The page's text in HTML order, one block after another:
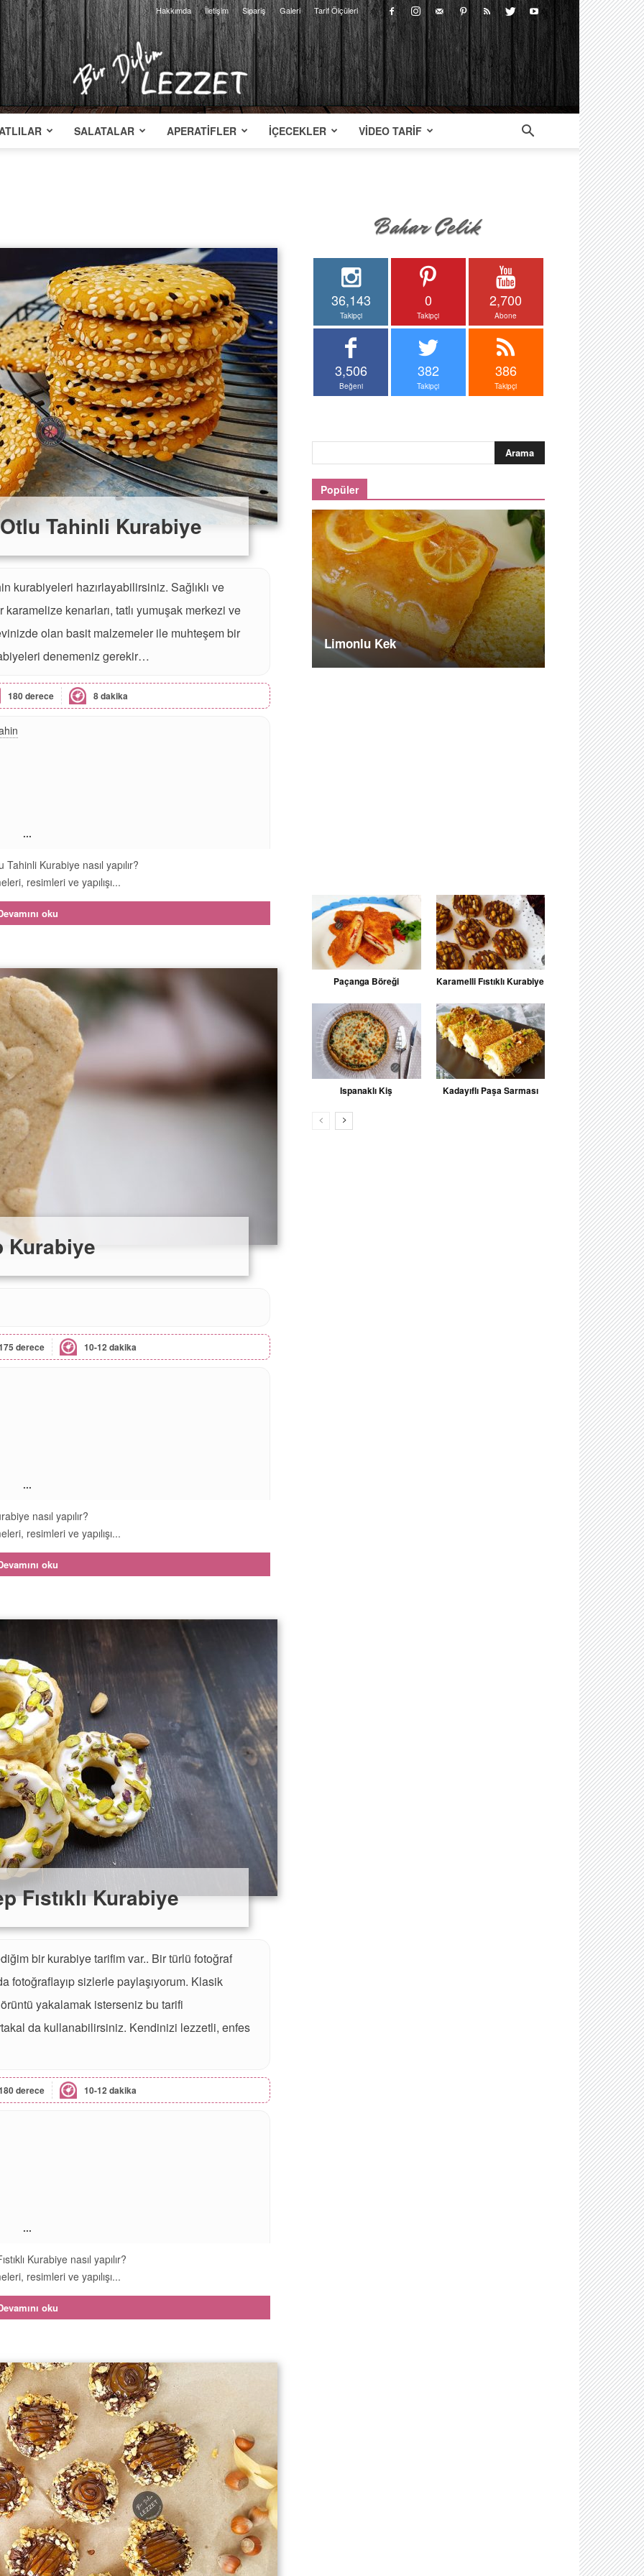
Hakkımda İletişim Sipariş Galeri Tarif Ölçüleri
Lezzet
SALATALAR APERATIFLER İÇECEKLER VIDEO TARIF
Tahinli Kurabiye
kurabiyeleri hazırlayabilirsiniz. Sağlıklı ve
karamelize kenarları, tatlı yumuşak merkezi ve
olan basit malzemeler ile muhteşem bir
denemeniz gerekir…
180 derece 8 dakika
...
Tahinli Kurabiye nasıl yapılır?
resimleri ve yapılışı...
oku
Kurabiye
derece 10-12 dakika
...
nasıl yapılır?
resimleri ve yapılışı...
oku
Fıstıklı Kurabiye
bir kurabiye tarifim var.. Bir türlü fotoğraf
fotoğraflayıp sizlerle paylaşıyorum. Klasik
yakalamak isterseniz bu tarifi
da kullanabilirsiniz. Kendinizi lezzetli, enfes
derece 10-12 dakika
...
Kurabiye nasıl yapılır?
resimleri ve yapılışı...
oku
36,143
Takipçi
0
Takipçi
2,700
Abone
3,506
Beğeni
382
Takipçi
386
Takipçi
Popüler
Limonlu Kek
Paçanga Böreği Karamelli Fıstıklı Kurabiye
Ispanaklı Kiş Kadayıflı Paşa Sarması